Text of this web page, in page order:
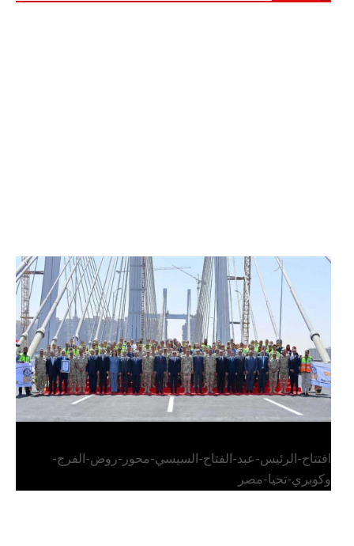
الرئيس عبد الفتاح السيسي يفتتح محور روض الفرج
وكوبري تحيا مصر
افتتاح-الرئيس-عبد-الفتاح-السيسي-محور-روض-الفرج-
وكوبري-تحيا-مصر